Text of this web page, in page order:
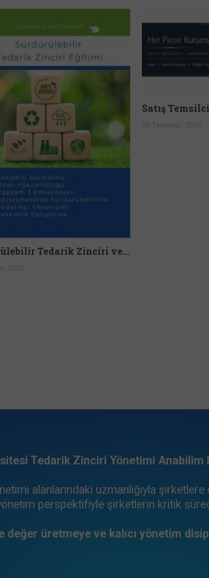
Sürdürülebilir Tedarik Zinciri ve Sorumlu Satınalma Eğitimi
Tedarik Zinciri Yönetimi Anabilim
alanlarındaki uzmanlığıyla
perspektifiyle şirketlerin kritik
değer üretmeye ve kalıcı yönetim